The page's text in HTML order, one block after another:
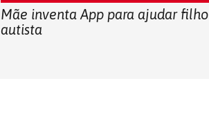
Mãe inventa App para ajudar filho
autista